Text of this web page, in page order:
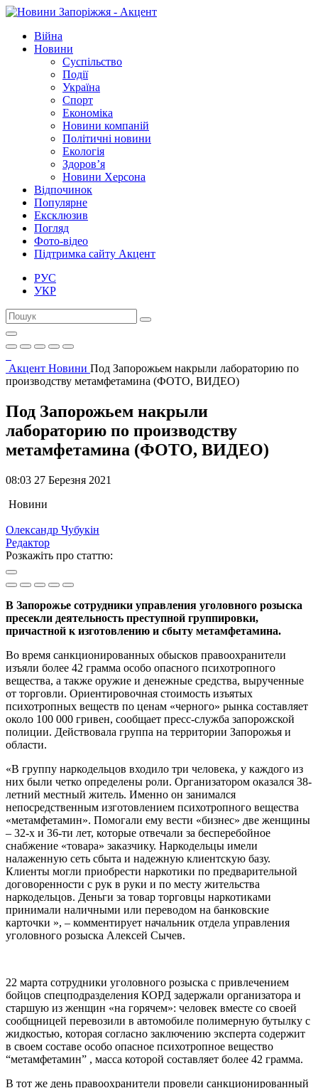
Війна
Новини
Суспільство
Події
Україна
Спорт
Економіка
Новини компаній
Політичні новини
Екологія
Здоров’я
Новини Херсона
Відпочинок
Популярне
Ексклюзив
Погляд
Фото-відео
Підтримка сайту Акцент
РУС
УКР
Акцент Новини Под Запорожьем накрыли лабораторию по
производству метамфетамина (ФОТО, ВИДЕО)
Под Запорожьем накрыли
лабораторию по производству
метамфетамина (ФОТО, ВИДЕО)
08:03 27 Березня 2021
Новини
Олександр Чубукін
Редактор
Розкажіть про статтю:
В Запорожье сотрудники управления уголовного розыска
пресекли деятельность преступной группировки,
причастной к изготовлению и сбыту метамфетамина.
Во время санкционированных обысков правоохранители
изъяли более 42 грамма особо опасного психотропного
вещества, а также оружие и денежные средства, вырученные
от торговли. Ориентировочная стоимость изъятых
психотропных веществ по ценам «черного» рынка составляет
около 100 000 гривен, сообщает пресс-служба запорожской
полиции. Действовала группа на территории Запорожья и
области.
«В группу наркодельцов входило три человека, у каждого из
них были четко определены роли. Организатором оказался 38-
летний местный житель. Именно он занимался
непосредственным изготовлением психотропного вещества
«метамфетамин». Помогали ему вести «бизнес» две женщины
– 32-х и 36-ти лет, которые отвечали за бесперебойное
снабжение «товара» заказчику. Наркодельцы имели
налаженную сеть сбыта и надежную клиентскую базу.
Клиенты могли приобрести наркотики по предварительной
договоренности с рук в руки и по месту жительства
наркодельцов. Деньги за товар торговцы наркотиками
принимали наличными или переводом на банковские
карточки », – комментирует начальник отдела управления
уголовного розыска Алексей Сычев.
22 марта сотрудники уголовного розыска с привлечением
бойцов спецподразделения КОРД задержали организатора и
старшую из женщин «на горячем»: человек вместе со своей
сообщницей перевозили в автомобиле полимерную бутылку с
жидкостью, которая согласно заключению эксперта содержит
в своем составе особо опасное психотропное вещество
“метамфетамин” , масса которой составляет более 42 грамма.
В тот же день правоохранители провели санкционированный